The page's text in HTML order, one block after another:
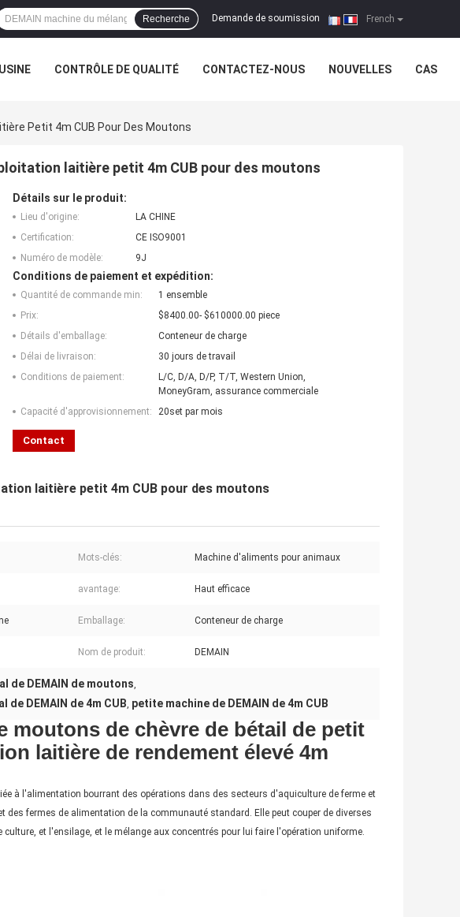
French
Demande de soumission |
Recherche
CONTRÔLE DE QUALITÉ CONTACTEZ-NOUS NOUVELLES CAS
Petit 4m CUB Pour Des Moutons
laitière petit 4m CUB pour des moutons
Détails sur le produit:
Lieu d'origine:
LA CHINE
Certification:
CE ISO9001
Numéro de modèle:
9J
Conditions de paiement et expédition:
Quantité de commande min:
1 ensemble
Prix:
$8400.00- $610000.00 piece
Détails d'emballage:
Conteneur de charge
Délai de livraison:
30 jours de travail
Conditions de paiement:
L/C, D/A, D/P, T/T, Western Union,
MoneyGram, assurance commerciale
Capacité d'approvisionnement:
20set par mois
Contact
laitière petit 4m CUB pour des moutons
Mots-clés: Machine d'aliments pour animaux
avantage: Haut efficace
Emballage: Conteneur de charge
Nom de produit: DEMAIN
de DEMAIN de moutons,
DEMAIN de 4m CUB, petite machine de DEMAIN de 4m CUB
moutons de chèvre de bétail de petit
laitière de rendement élevé 4m
à l'alimentation bourrant des opérations dans des secteurs d'aquiculture de ferme et
des fermes de alimentation de la communauté standard. Elle peut couper de diverses
et l'ensilage, et le mélange aux concentrés pour lui faire l'opération uniforme.